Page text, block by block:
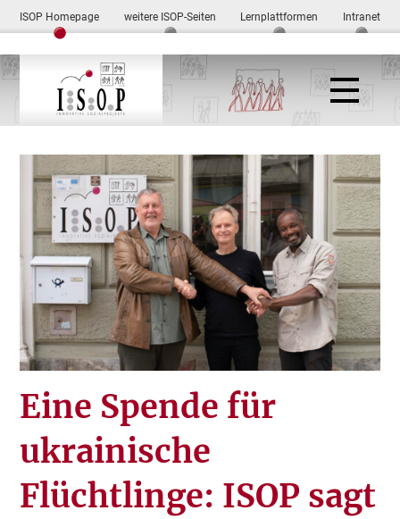
ISOP Homepage weitere ISOP-Seiten Lernplattformen Intranet
Eine Spende für
ukrainische
Flüchtlinge: ISOP sagt